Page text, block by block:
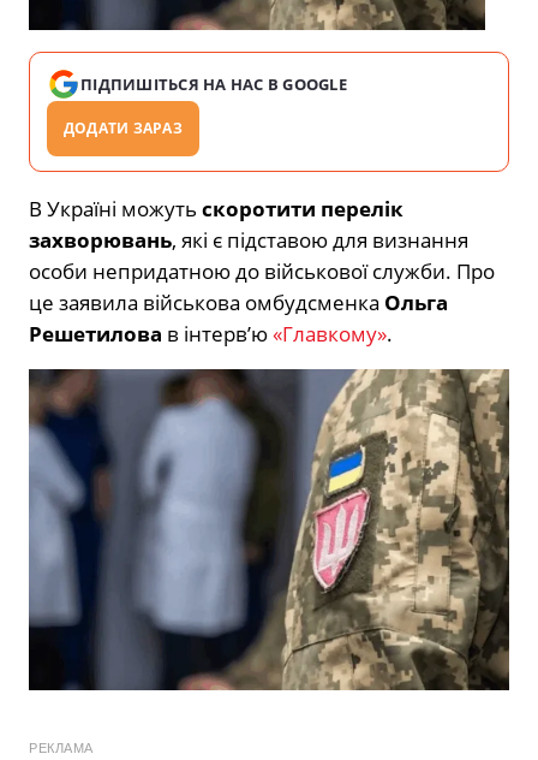
ПІДПИШІТЬСЯ НА НАС В GOOGLE
ДОДАТИ ЗАРАЗ
В Україні можуть скоротити перелік
захворювань, які є підставою для визнання
особи непридатною до військової служби. Про
це заявила військова омбудсменка Ольга
Решетилова в інтерв’ю«Главкому».
РЕКЛАМА